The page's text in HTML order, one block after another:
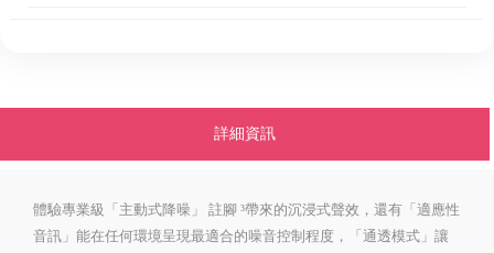
詳細資訊
體驗專業級「主動式降噪」 註腳 ³帶來的沉浸式聲效，還有「適應性
音訊」能在任何環境呈現最適合的噪音控制程度，「通透模式」讓